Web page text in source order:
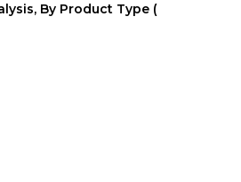
By Product Type (